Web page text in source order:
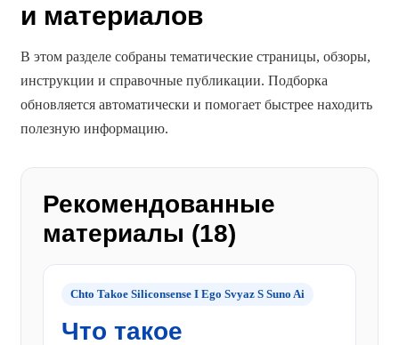
и материалов
В этом разделе собраны тематические страницы, обзоры,
инструкции и справочные публикации. Подборка
обновляется автоматически и помогает быстрее находить
полезную информацию.
Рекомендованные
материалы (18)
Chto Takoe Siliconsense I Ego Svyaz S Suno Ai
Что такое